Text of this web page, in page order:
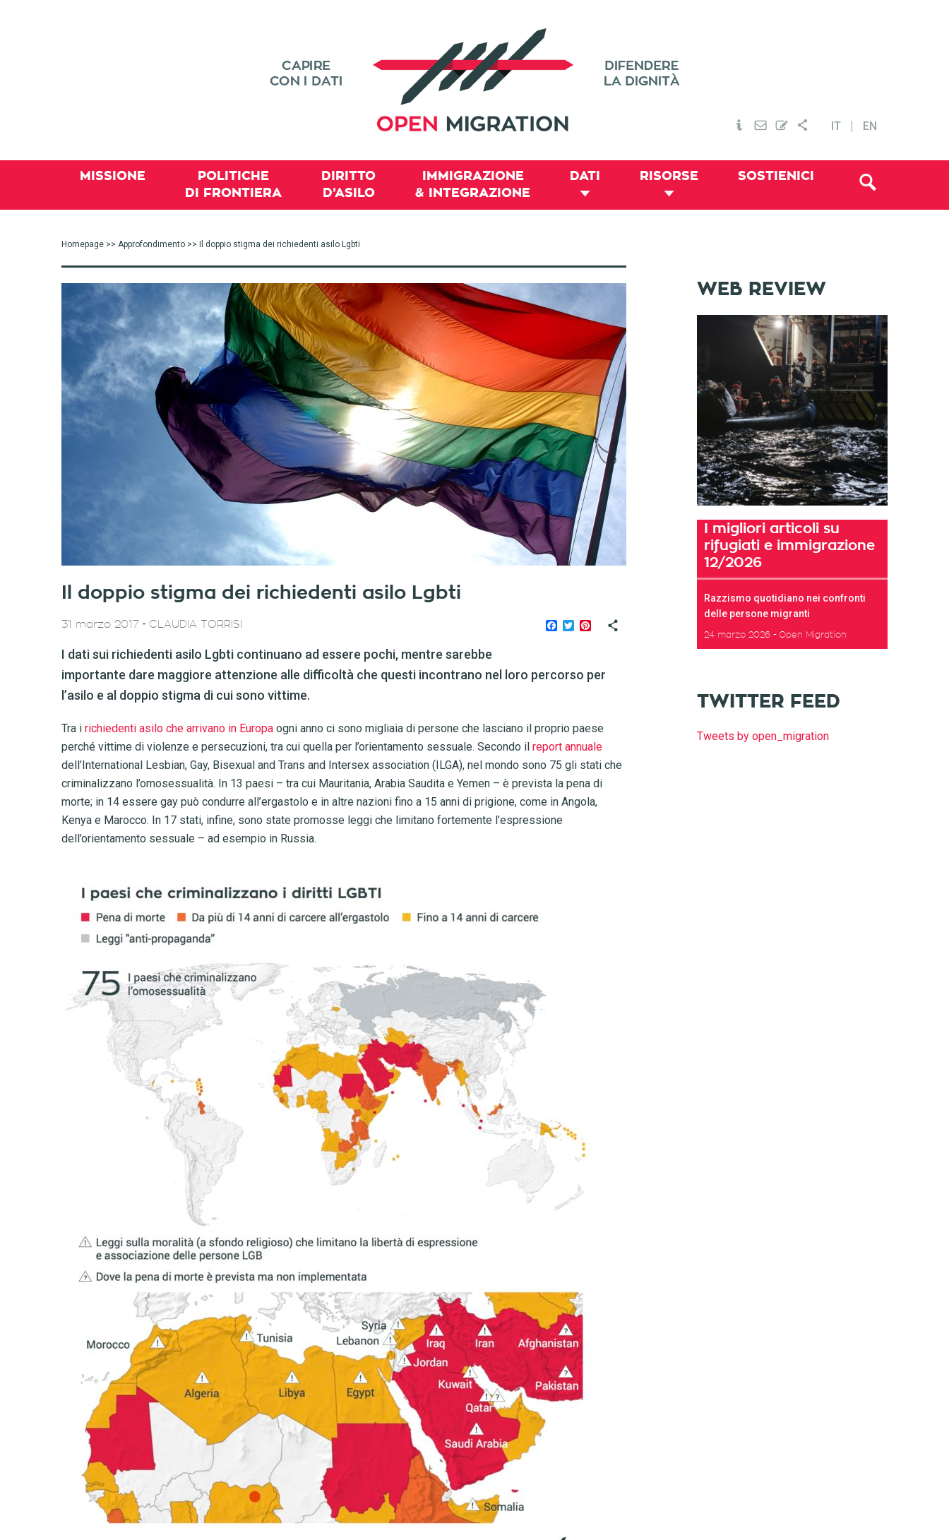
IT EN
MISSIONE
POLITICHE
DI FRONTIERA
DIRITTO
D’ASILO
IMMIGRAZIONE
& INTEGRAZIONE
DATI RISORSE SOSTIENICI
Homepage >> Approfondimento >> Il doppio stigma dei richiedenti asilo Lgbti
Il doppio stigma dei richiedenti asilo Lgbti
Facebook
TwitterPinterest
31 marzo 2017 - CLAUDIA TORRISI
I dati sui richiedenti asilo Lgbti continuano ad essere pochi, mentre sarebbe
importante dare maggiore attenzione alle difficoltà che questi incontrano nel loro percorso per
l’asilo e al doppio stigma di cui sono vittime.
Tra i richiedenti asilo che arrivano in Europa ogni anno ci sono migliaia di persone che lasciano il proprio paese
perché vittime di violenze e persecuzioni, tra cui quella per l’orientamento sessuale. Secondo il report annuale
dell’International Lesbian, Gay, Bisexual and Trans and Intersex association (ILGA), nel mondo sono 75 gli stati che
criminalizzano l’omosessualità. In 13 paesi – tra cui Mauritania, Arabia Saudita e Yemen – è prevista la pena di
morte; in 14 essere gay può condurre all’ergastolo e in altre nazioni fino a 15 anni di prigione, come in Angola,
Kenya e Marocco. In 17 stati, infine, sono state promosse leggi che limitano fortemente l’espressione
dell’orientamento sessuale – ad esempio in Russia.
WEB REVIEW
I migliori articoli su
rifugiati e immigrazione
12/2026
Razzismo quotidiano nei confronti
delle persone migranti
24 marzo 2026 Open Migration
TWITTER FEED
Tweets by open_migration